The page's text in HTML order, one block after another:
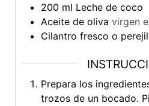
200 ml Leche de coco
Aceite de oliva virgen
Cilantro fresco o perejil
Prepara los
trozos de un bocado.